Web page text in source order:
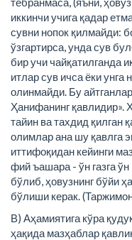
иккинчи учига қадар
сувни нопок қилмайди:
ўзгартирса, унда сув
бир учи чайқатилганда
итлар сув ичса ёки унга
олинмайди. Бу
Ҳанифанинг қавлидир».
тайин ва тахдид қилган
олимлар ана шу қавлга
иттифоқидан кейинги
фий ъашара - ўн газга
бўлиб, ҳовузнинг бўйи
бўлиши керак.
В) Аҳамиятига кўра
ҳақида мазҳаблар